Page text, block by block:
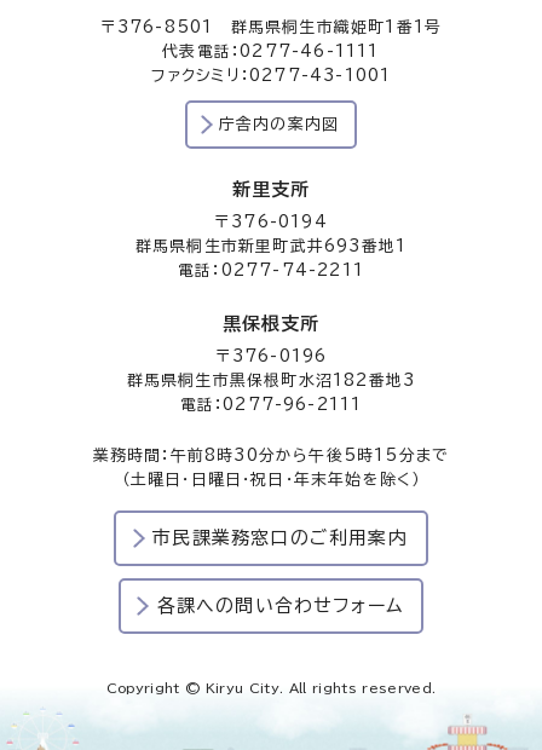
〒376-8501 群馬県桐生市織姫町1番1号
代表電話：0277-46-1111
ファクシミリ：0277-43-1001
庁舎内の案内図
新里支所
〒376-0194
群馬県桐生市新里町武井693番地1
電話：0277-74-2211
黒保根支所
〒376-0196
群馬県桐生市黒保根町水沼182番地3
電話：0277-96-2111
業務時間：午前8時30分から午後5時15分まで
（土曜日・日曜日・祝日・年末年始を除く）
市民課業務窓口のご利用案内
各課への問い合わせフォーム
Copyright © Kiryu City. All rights reserved.